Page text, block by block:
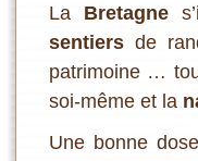
La Bretagne
sentiers de
patrimoine …
soi-même et la
Une bonne